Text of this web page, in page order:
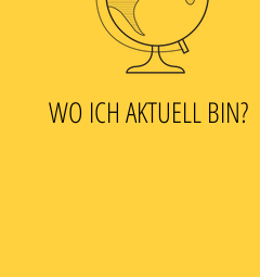
WO ICH AKTUELL BIN?